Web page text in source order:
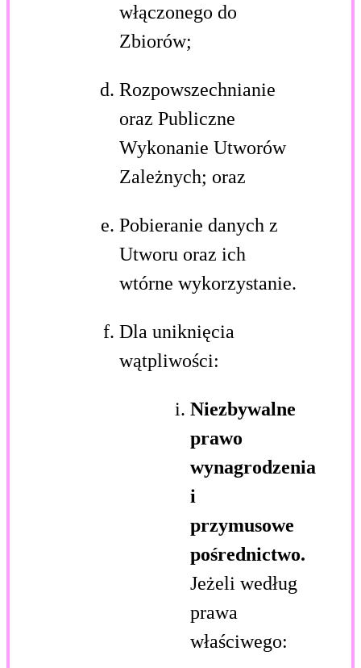
włączonego do
Zbiorów;
Rozpowszechnianie
oraz Publiczne
Wykonanie Utworów
Zależnych; oraz
Pobieranie danych z
Utworu oraz ich
wtórne wykorzystanie.
Dla uniknięcia
wątpliwości:
Niezbywalne
prawo
wynagrodzenia
i
przymusowe
pośrednictwo.
Jeżeli według
prawa
właściwego: